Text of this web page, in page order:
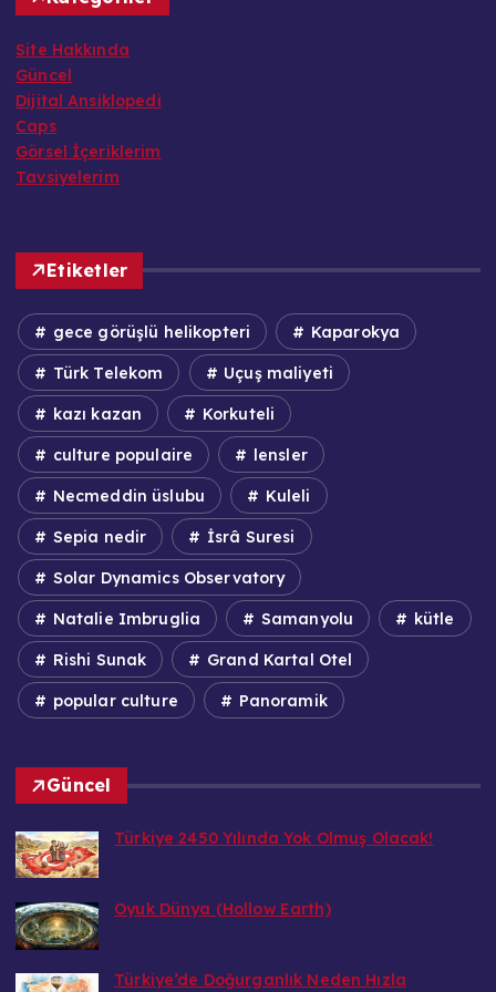
Site Hakkında
Güncel
Dijital Ansiklopedi
Caps
Görsel İçeriklerim
Tavsiyelerim
Etiketler
gece görüşlü helikopteri Kaparokya
Türk Telekom Uçuş maliyeti
kazı kazan Korkuteli
culture populaire lensler
Necmeddin üslubu Kuleli
Sepia nedir İsrâ Suresi
Solar Dynamics Observatory
Natalie Imbruglia Samanyolu kütle
Rishi Sunak Grand Kartal Otel
popular culture Panoramik
Güncel
Türkiye 2450 Yılında Yok Olmuş Olacak!
Oyuk Dünya (Hollow Earth)
Türkiye’de Doğurganlık Neden Hızla